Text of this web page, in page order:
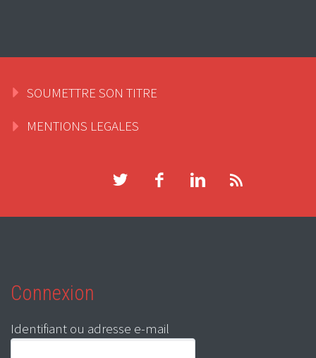
SOUMETTRE SON TITRE
MENTIONS LEGALES
Connexion
Identifiant ou adresse e-mail